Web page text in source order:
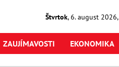
Štvrtok,6. august2026,
ZAUJÍMAVOSTI EKONOMIKA